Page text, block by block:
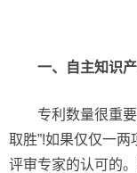
一、自主知识
专利数量很重
取胜”!如果仅仅一
评审专家的认可的